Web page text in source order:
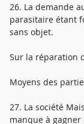
26. La demande
parasitaire étant
sans objet.
Sur la réparation
Moyens des
27. La société
manque à